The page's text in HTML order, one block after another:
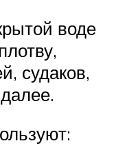
воде
судаков,